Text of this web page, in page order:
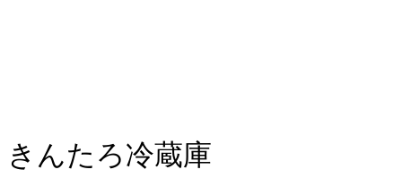
きんたろ冷蔵庫